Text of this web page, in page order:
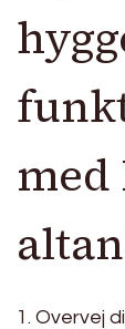
med
1. Overvej